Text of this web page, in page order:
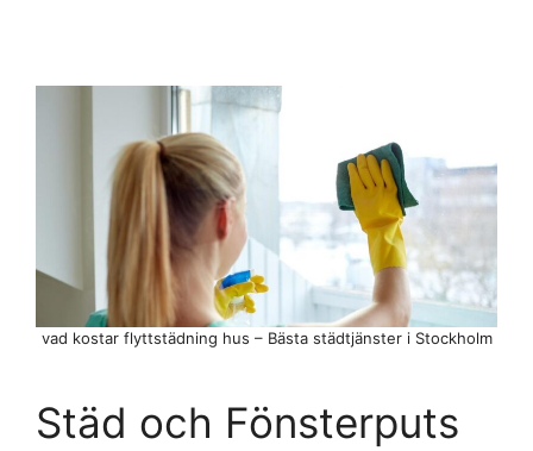
vad kostar flyttstädning hus – Bästa städtjänster i Stockholm
Städ och Fönsterputs